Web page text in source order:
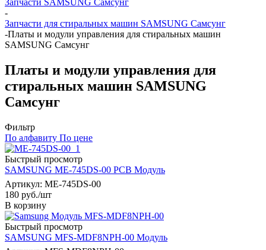
Запчасти SAMSUNG Самсунг
-
Запчасти для стиральных машин SAMSUNG Самсунг
-Платы и модули управления для стиральных машин
SAMSUNG Самсунг
Платы и модули управления для
стиральных машин SAMSUNG
Самсунг
Фильтр
По алфавиту По цене
Быстрый просмотр
SAMSUNG ME-745DS-00 PCB Модуль
Артикул: ME-745DS-00
180 руб./шт
В корзину
Быстрый просмотр
SAMSUNG MFS-MDF8NPH-00 Модуль